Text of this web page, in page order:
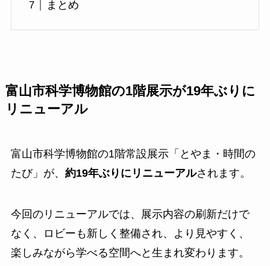
まとめ
富山市科学博物館の1階展示が19年ぶりに
リニューアル
富山市科学博物館の1階常設展示「とやま・時間の
たび」が、 約19年ぶりにリニューアルされます。
今回のリニューアルでは、展示内容の刷新だけで
なく、ロビーも新しく整備され、より見やすく、
楽しみながら学べる空間へと生まれ変わります。